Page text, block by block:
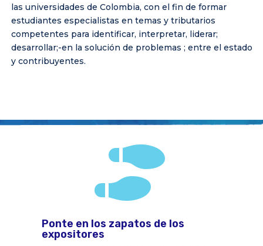
las universidades de Colombia, con el fin de formar
estudiantes especialistas en temas y tributarios
competentes para identificar, interpretar, liderar;
desarrollar;-en la solución de problemas ; entre el estado
y contribuyentes.

Ponte en los zapatos de los
expositores